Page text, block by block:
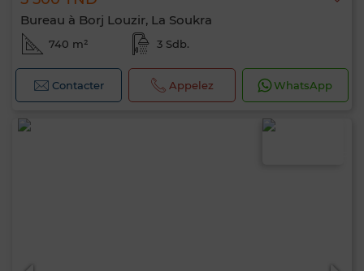
Bureau à Borj Louzir, La Soukra
740 m² 3 Sdb.
Contacter Appelez WhatsApp